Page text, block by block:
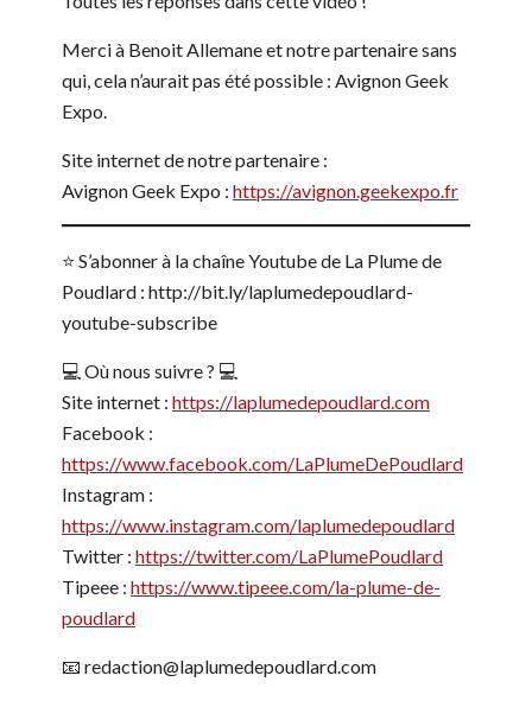
Merci à Benoit Allemane et notre partenaire sans
qui, cela n’aurait pas été possible : Avignon Geek
Expo.
Site internet de notre partenaire :
Avignon Geek Expo : https://avignon.geekexpo.fr
⭐️ S’abonner à la chaîne Youtube de La Plume de
Poudlard : http://bit.ly/laplumedepoudlard-
youtube-subscribe
💻 Où nous suivre ? 💻
Site internet : https://laplumedepoudlard.com
Facebook :
https://www.facebook.com/LaPlumeDePoudlard
Instagram :
https://www.instagram.com/laplumedepoudlard
Twitter : https://twitter.com/LaPlumePoudlard
Tipeee : https://www.tipeee.com/la-plume-de-
poudlard
📧 redaction@laplumedepoudlard.com